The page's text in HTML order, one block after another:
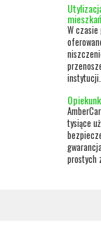
mieszkań
W czasie
tysiące
prostych